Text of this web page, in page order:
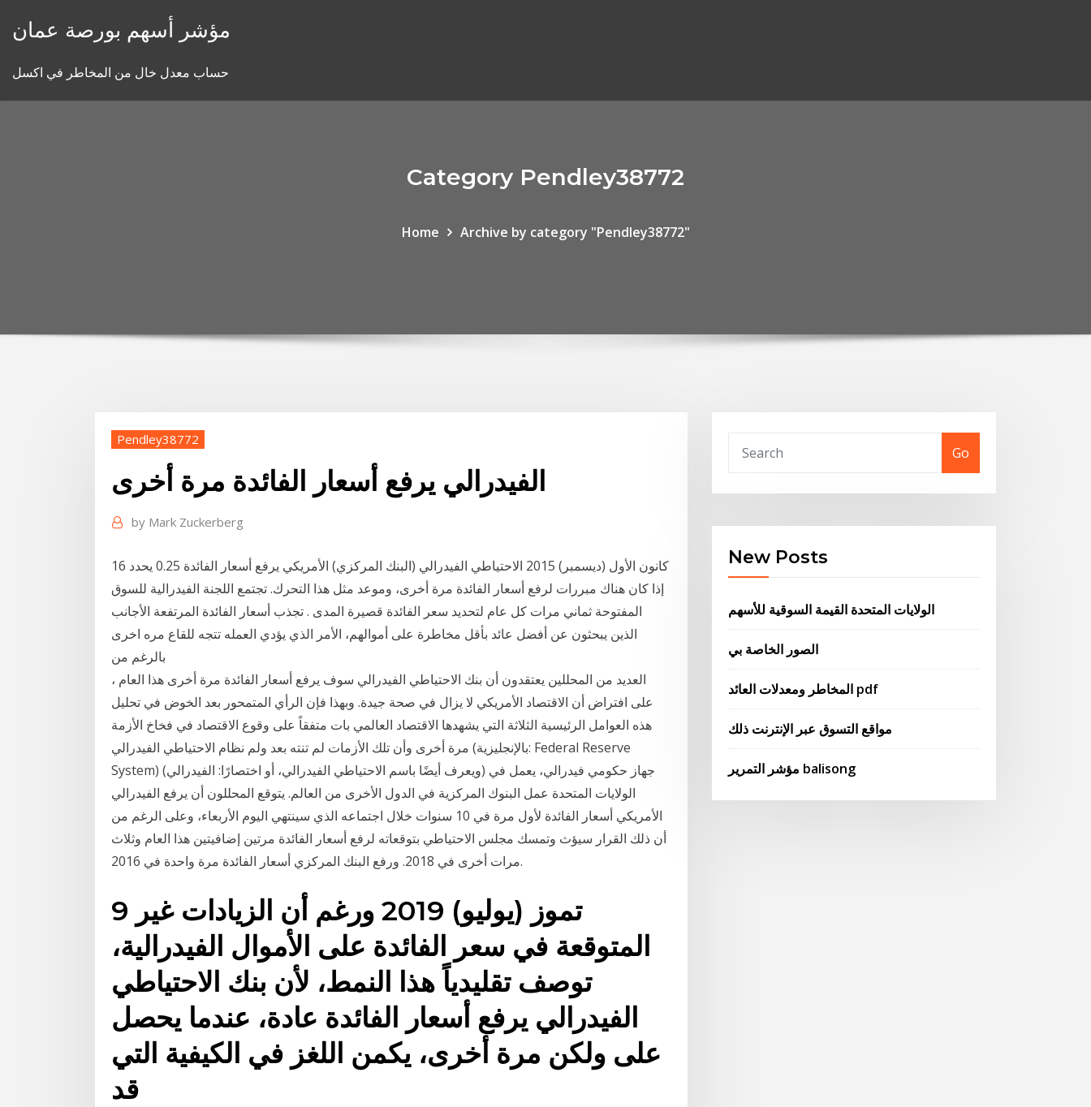
مؤشر أسهم بورصة عمان
حساب معدل خال من المخاطر في اكسل
Category Pendley38772
Home Archive by category "Pendley38772"
Pendley38772
الفيدرالي يرفع أسعار الفائدة مرة أخرى
by Mark Zuckerberg
16 كانون الأول (ديسمبر) 2015 الاحتياطي الفيدرالي (البنك المركزي) الأمريكي يرفع أسعار الفائدة 0.25 يحدد
إذا كان هناك مبررات لرفع أسعار الفائدة مرة أخرى، وموعد مثل هذا التحرك. تجتمع اللجنة الفيدرالية للسوق
المفتوحة ثماني مرات كل عام لتحديد سعر الفائدة قصيرة المدى . تجذب أسعار الفائدة المرتفعة الأجانب
الذين يبحثون عن أفضل عائد بأقل مخاطرة على أموالهم، الأمر الذي يؤدي العمله تتجه للقاع مره اخرى
بالرغم من
العديد من المحللين يعتقدون أن بنك الاحتياطي الفيدرالي سوف يرفع أسعار الفائدة مرة أخرى هذا العام ،
على افتراض أن الاقتصاد الأمريكي لا يزال في صحة جيدة. وبهذا فإن الرأي المتمحور بعد الخوض في تحليل
هذه العوامل الرئيسية الثلاثة التي يشهدها الاقتصاد العالمي بات متفقاً على وقوع الاقتصاد في فخاخ الأزمة
مرة أخرى وأن تلك الأزمات لم تنته بعد ولم نظام الاحتياطي الفيدرالي (بالإنجليزية: Federal Reserve
System) (ويعرف أيضًا باسم الاحتياطي الفيدرالي، أو اختصارًا: الفيدرالي) جهاز حكومي فيدرالي، يعمل في
الولايات المتحدة عمل البنوك المركزية في الدول الأخرى من العالم. يتوقع المحللون أن يرفع الفيدرالي
الأمريكي أسعار الفائدة لأول مرة في 10 سنوات خلال اجتماعه الذي سينتهي اليوم الأربعاء، وعلى الرغم من
أن ذلك القرار سيؤث وتمسك مجلس الاحتياطي بتوقعاته لرفع أسعار الفائدة مرتين إضافيتين هذا العام وثلاث
مرات أخرى في 2018. ورفع البنك المركزي أسعار الفائدة مرة واحدة في 2016.
9 تموز (يوليو) 2019 ورغم أن الزيادات غير
المتوقعة في سعر الفائدة على الأموال الفيدرالية،
توصف تقليدياً هذا النمط، لأن بنك الاحتياطي
الفيدرالي يرفع أسعار الفائدة عادة، عندما يحصل
على ولكن مرة أخرى، يكمن اللغز في الكيفية التي
قد
Go
New Posts
الولايات المتحدة القيمة السوقية للأسهم
الصور الخاصة بي
المخاطر ومعدلات العائد pdf
مواقع التسوق عبر الإنترنت ذلك
مؤشر التمرير balisong